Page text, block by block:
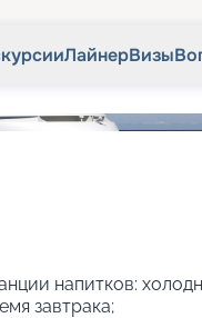
ЛайнерВизы
напитков:
завтрака;